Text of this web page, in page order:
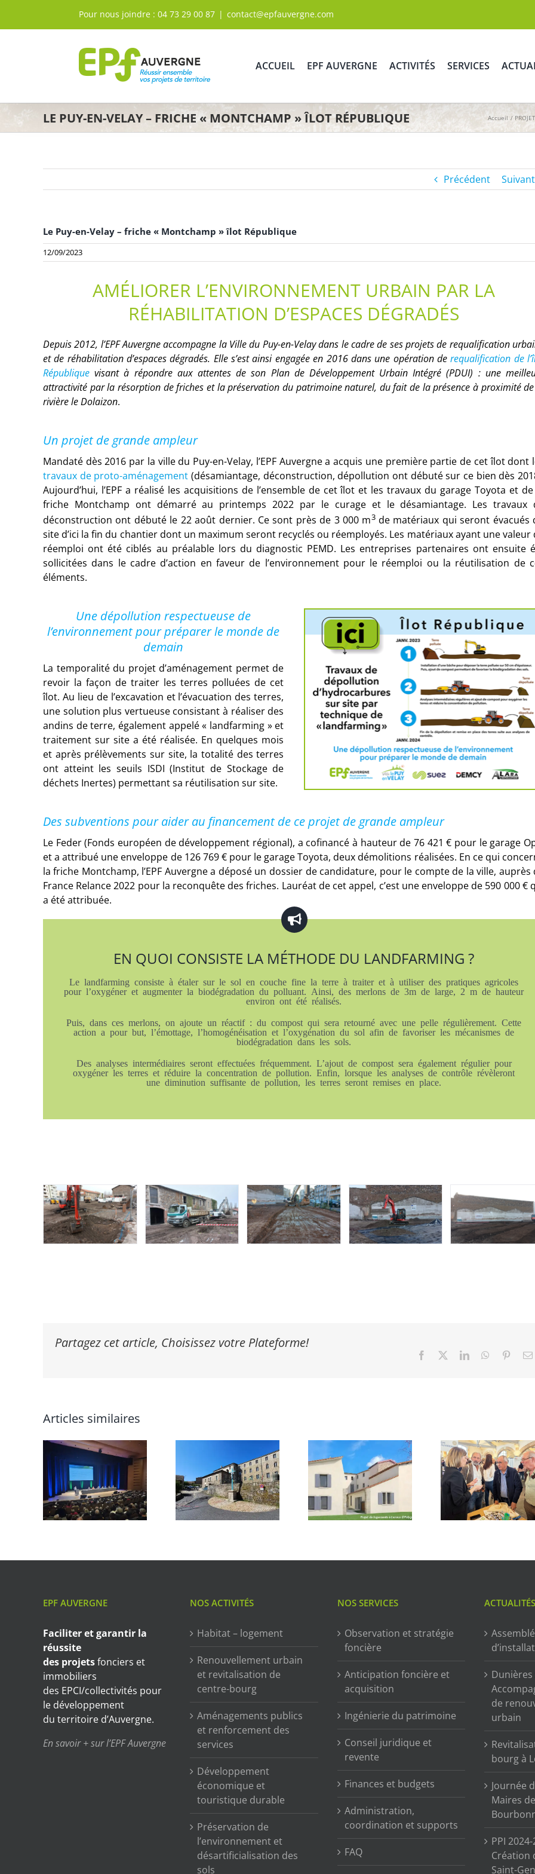
Pour nous joindre : 04 73 29 00 87 | contact@epfauvergne.com
ACCUEIL EPF AUVERGNE ACTIVITÉS SERVICES
LE PUY-EN-VELAY – FRICHE « MONTCHAMP » ÎLOT RÉPUBLIQUE Accueil
Précédent Suivant
Le Puy-en-Velay – friche « Montchamp » îlot République
12/09/2023
AMÉLIORER L’ENVIRONNEMENT URBAIN PAR LA
RÉHABILITATION D’ESPACES DÉGRADÉS
Depuis 2012, l’EPF Auvergne accompagne la Ville du Puy-en-Velay dans le cadre de ses projets de requalification
et de réhabilitation d’espaces dégradés. Elle s’est ainsi engagée en 2016 dans une opération derequalification de
Républiquevisant à répondre aux attentes de son Plan de Développement Urbain Intégré (PDUI) : une
attractivité par la résorption de friches et la préservation du patrimoine naturel, du fait de la présence à proximité
rivière le Dolaizon.
Un projet de grande ampleur
Mandaté dès 2016 par la ville du Puy-en-Velay, l’EPF Auvergne a acquis une première partie de cet îlot dont
travaux de proto-aménagement (désamiantage, déconstruction, dépollution ont débuté sur ce bien dès
Aujourd’hui, l’EPF a réalisé les acquisitions de l’ensemble de cet îlot et les travaux du garage Toyota et
friche Montchamp ont démarré au printemps 2022 par le curage et le désamiantage. Les travaux
déconstruction ont débuté le 22 août dernier. Ce sont près de 3 000 m3de matériaux qui seront évacués
site d’ici la fin du chantier dont un maximum seront recyclés ou réemployés. Les matériaux ayant une valeur
réemploi ont été ciblés au préalable lors du diagnostic PEMD. Les entreprises partenaires ont ensuite
sollicitées dans le cadre d’action en faveur de l’environnement pour le réemploi ou la réutilisation de
éléments.
Une dépollution respectueuse de
l’environnement pour préparer le monde de
demain
La temporalité du projet d’aménagement permet de
revoir la façon de traiter les terres polluées de cet
îlot. Au lieu de l’excavation et l’évacuation des terres,
une solution plus vertueuse consistant à réaliser des
andins de terre, également appelé « landfarming » et
traitement sur site a été réalisée. En quelques mois
et après prélèvements sur site, la totalité des terres
ont atteint les seuils ISDI (Institut de Stockage de
déchets Inertes) permettant sa réutilisation sur site.
Des subventions pour aider au financement de ce projet de grande ampleur
Le Feder (Fonds européen de développement régional), a cofinancé à hauteur de 76 421 € pour le garage
et a attribué une enveloppe de 126 769 € pour le garage Toyota, deux démolitions réalisées. En ce qui
la friche Montchamp, l’EPF Auvergne a déposé un dossier de candidature, pour le compte de la ville, auprès
France Relance 2022 pour la reconquête des friches. Lauréat de cet appel, c’est une enveloppe de 590 000 €
a été attribuée.
EN QUOI CONSISTE LA MÉTHODE DU LANDFARMING ?
Le landfarming consiste à étaler sur le sol en couche fine la terre à traiter et à utiliser des pratiques agricoles
pour l’oxygéner et augmenter la biodégradation du polluant. Ainsi, des merlons de 3m de large, 2 m de hauteur
environ ont été réalisés.
Puis, dans ces merlons, on ajoute un réactif : du compost qui sera retourné avec une pelle régulièrement. Cette
action a pour but, l’émottage, l’homogénéisation et l’oxygénation du sol afin de favoriser les mécanismes de
biodégradation dans les sols.
Des analyses intermédiaires seront effectuées fréquemment. L’ajout de compost sera également régulier pour
oxygéner les terres et réduire la concentration de pollution. Enfin, lorsque les analyses de contrôle révèleront
une diminution suffisante de pollution, les terres seront remises en place.
Partagez cet article, Choisissez votre Plateforme!
Facebook LinkedInWhatsApp
Articles similaires
EPF AUVERGNE
Faciliter et garantir la
réussite
des projetsfonciers et
immobiliers
des EPCI/collectivités pour
le développement
du territoire d’Auvergne.
En savoir + sur l’EPF Auvergne
NOS ACTIVITÉS
Habitat – logement
Renouvellement urbain
et revitalisation de
centre-bourg
Aménagements publics
et renforcement des
services
Développement
économique et
touristique durable
Préservation de
l’environnement et
désartificialisation des
sols
NOS SERVICES
Observation et stratégie
foncière
Anticipation foncière et
acquisition
Ingénierie du patrimoine
Conseil juridique et
revente
Finances et budgets
Administration,
coordination et supports
FAQ
ACTUALITÉS
Dunières
de
urbain
bourg à
Journée
Maires
PPI
Création
Saint-